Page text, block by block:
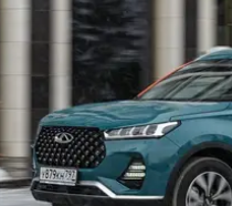
НОВИНКИ
БЛАГОТВОРИТЕЛЬНОСТЬ
CHERY REMOTE
CHERY И СПОРТ
НАШИ МЕРОПРИЯТИЯ